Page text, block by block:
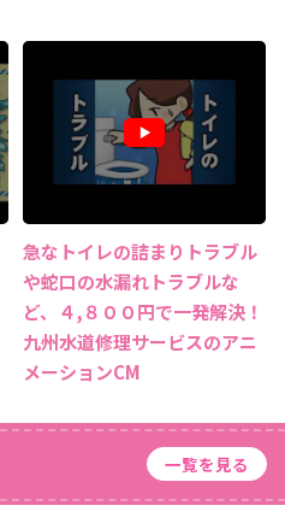
急なトイレの詰まりトラブル
や蛇口の水漏れトラブルな
ど、４,８００円で一発解決！
九州水道修理サービスのアニ
メーションCM
一覧を見る